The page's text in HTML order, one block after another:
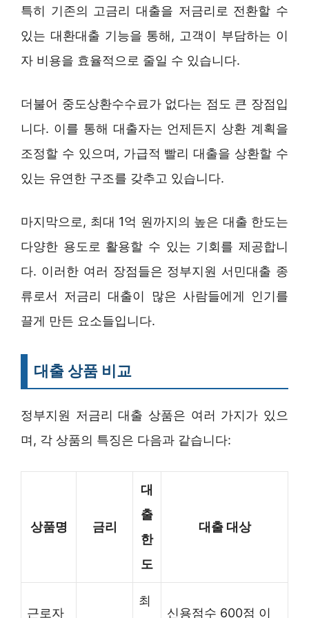
특히 기존의 고금리 대출을 저금리로 전환할 수
있는 대환대출 기능을 통해, 고객이 부담하는 이
자 비용을 효율적으로 줄일 수 있습니다.
더불어 중도상환수수료가 없다는 점도 큰 장점입
니다. 이를 통해 대출자는 언제든지 상환 계획을
조정할 수 있으며, 가급적 빨리 대출을 상환할 수
있는 유연한 구조를 갖추고 있습니다.
마지막으로, 최대 1억 원까지의 높은 대출 한도는
다양한 용도로 활용할 수 있는 기회를 제공합니
다. 이러한 여러 장점들은 정부지원 서민대출 종
류로서 저금리 대출이 많은 사람들에게 인기를
끌게 만든 요소들입니다.
대출 상품 비교
정부지원 저금리 대출 상품은 여러 가지가 있으
며, 각 상품의 특징은 다음과 같습니다:
상품명 금리
대
출
한
도
대출 대상
근로자
최
신용점수 600점 이